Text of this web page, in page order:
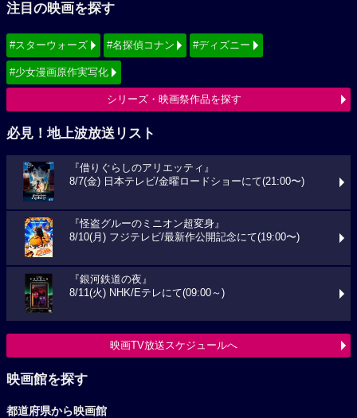
注目の映画を探す
#スターウォーズ #名探偵コナン #ディズニー
#少女漫画原作実写化
シリーズ・映画祭作品を探す
必見！地上波放送リスト
『借りぐらしのアリエッティ』
8/7(金) 日本テレビ/金曜ロードショーにて(21:00〜)
『怪盗グルーのミニオン超変身』
8/10(月) フジテレビ/最新作公開記念にて(19:00〜)
『銀河鉄道の夜』
8/11(火) NHK/Eテレにて(09:00～)
映画TV放送スケジュールへ
映画館を探す
都道府県から映画館